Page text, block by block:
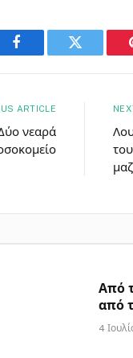
Facebook Twitter
ARTICLE
νεαρά
Από
από
4